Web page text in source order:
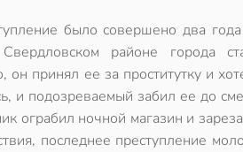
было совершено два
районе города
он принял ее за проститутку и
и подозреваемый забил ее до
ограбил ночной магазин и
последнее преступление